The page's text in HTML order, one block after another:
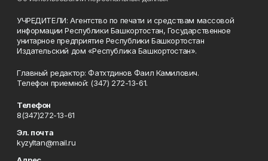
УЧРЕДИТЕЛИ: Агентство по печати и средствам массовой
информации Республики Башкортостан, Государственное
унитарное предприятие Республики Башкортостан
Издательский дом «Республика Башкортостан».
Главный редактор: Фатхтдинов Фаил Камилович.
Телефон приемной: (347) 272-13-61.
Телефон
8(347)272-13-61
Эл. почта
kyzyltan@mail.ru